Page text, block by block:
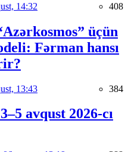
14:32 408
üçün
Fərman hansı
13:43 384
avqust 2026-cı